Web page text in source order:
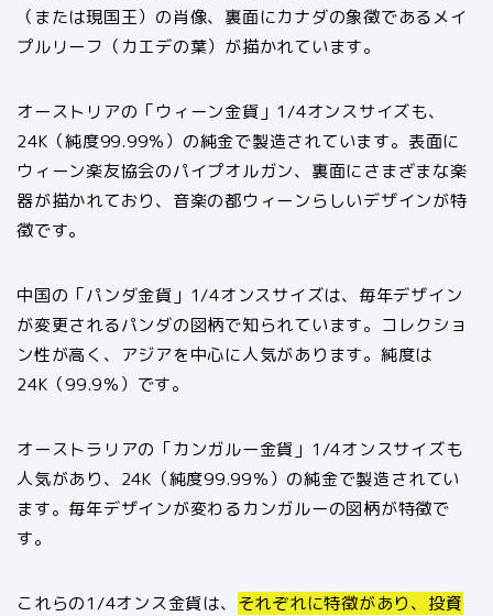
（または現国王）の肖像、裏面にカナダの象徴であるメイ
プルリーフ（カエデの葉）が描かれています。
オーストリアの「ウィーン金貨」1/4オンスサイズも、
24K（純度99.99％）の純金で製造されています。表面に
ウィーン楽友協会のパイプオルガン、裏面にさまざまな楽
器が描かれており、音楽の都ウィーンらしいデザインが特
徴です。
中国の「パンダ金貨」1/4オンスサイズは、毎年デザイン
が変更されるパンダの図柄で知られています。コレクショ
ン性が高く、アジアを中心に人気があります。純度は
24K（99.9％）です。
オーストラリアの「カンガルー金貨」1/4オンスサイズも
人気があり、24K（純度99.99％）の純金で製造されてい
ます。毎年デザインが変わるカンガルーの図柄が特徴で
す。
これらの1/4オンス金貨は、 それぞれに特徴があり、投資